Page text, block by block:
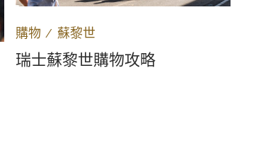
購物 ∕ 蘇黎世
瑞士蘇黎世購物攻略